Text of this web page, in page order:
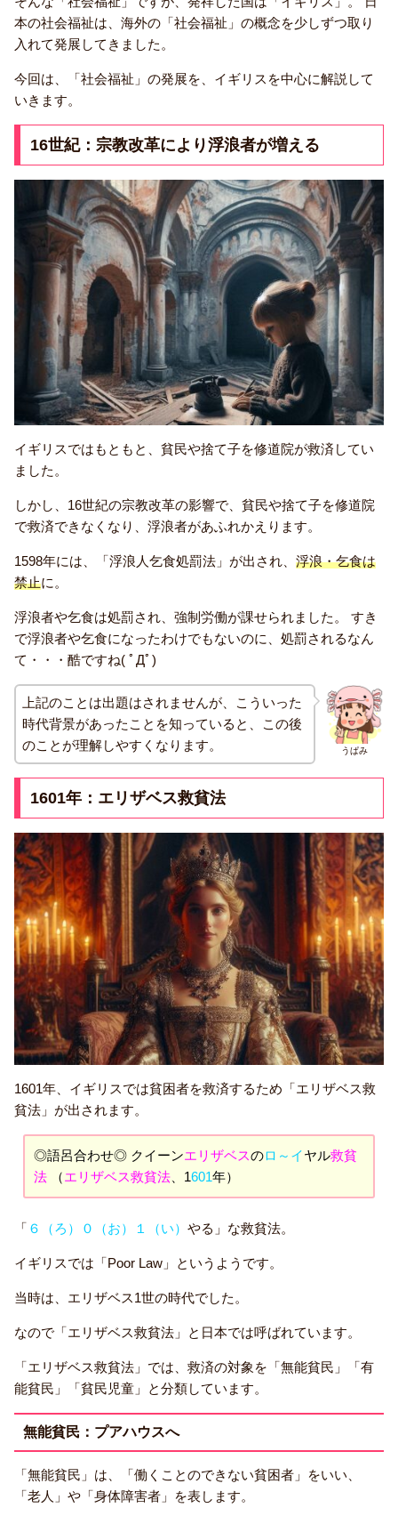
本の社会福祉は、海外の「社会福祉」の概念を少しずつ取り
入れて発展してきました。
今回は、「社会福祉」の発展を、イギリスを中心に解説して
いきます。
16世紀：宗教改革により浮浪者が増える
イギリスではもともと、貧民や捨て子を修道院が救済してい
ました。
しかし、16世紀の宗教改革の影響で、貧民や捨て子を修道院
で救済できなくなり、浮浪者があふれかえります。
1598年には、「浮浪人乞食処罰法」が出され、 浮浪・乞食は
禁止に。
浮浪者や乞食は処罰され、強制労働が課せられました。 すき
で浮浪者や乞食になったわけでもないのに、処罰されるなん
て・・・酷ですね( ﾟДﾟ)
うぱみ
上記のことは出題はされませんが、こういった
時代背景があったことを知っていると、この後
のことが理解しやすくなります。
1601年：エリザベス救貧法
1601年、イギリスでは貧困者を救済するため「エリザベス救
貧法」が出されます。
◎語呂合わせ◎ クイーンエリザベスのロ～イヤル救貧
法 （エリザベス救貧法、1601年）
「 ６（ろ）０（お）１（い） やる」な救貧法。
イギリスでは「Poor Law」というようです。
当時は、エリザベス1世の時代でした。
なので「エリザベス救貧法」と日本では呼ばれています。
「エリザベス救貧法」では、救済の対象を「無能貧民」「有
能貧民」「貧民児童」と分類しています。
無能貧民：プアハウスへ
「無能貧民」は、「働くことのできない貧困者」をいい、
「老人」や「身体障害者」を表します。